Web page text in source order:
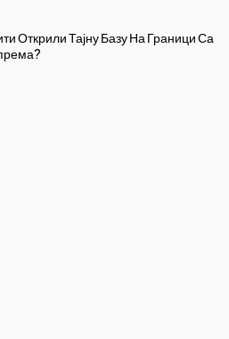
Открили Тајну Базу На Граници Са